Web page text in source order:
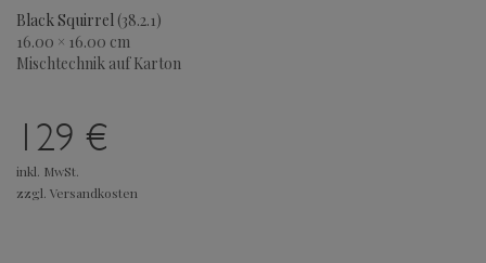
Black Squirrel (38.2.1)
16.00 × 16.00 cm
Mischtechnik auf Karton
129 €
inkl. MwSt.
zzgl. Versandkosten